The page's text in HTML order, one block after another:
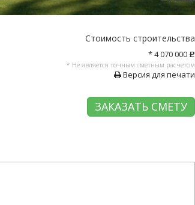
Стоимость строительства
* 4 070 000 c
* Не является точным сметным расчетом
Версия для печати
ЗАКАЗАТЬ СМЕТУ